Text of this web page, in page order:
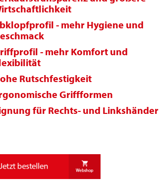
- mehr Hygiene und
- mehr Komfort und
Rutschfestigkeit
Griffformen
für Rechts- und Linkshänder